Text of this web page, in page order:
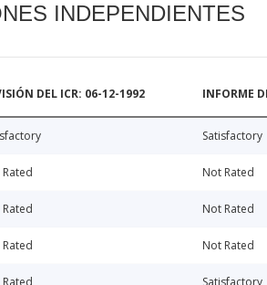
INDEPENDIENTES
DEL ICR: 06-12-1992 INFORME
Satisfactory
Not Rated
Not Rated
Not Rated